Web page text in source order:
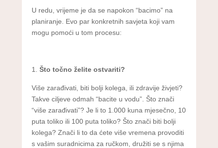
U redu, vrijeme je da se napokon “bacimo” na
planiranje. Evo par konkretnih savjeta koji vam
mogu pomoći u tom procesu:
Što točno želite ostvariti?
Više zarađivati, biti bolji kolega, ili zdravije živjeti?
Takve ciljeve odmah “bacite u vodu”. Što znači
“više zarađivati”? Je li to 1.000 kuna mjesečno, 10
puta toliko ili 100 puta toliko? Što znači biti bolji
kolega? Znači li to da ćete više vremena provoditi
s vašim suradnicima za ručkom, družiti se s njima